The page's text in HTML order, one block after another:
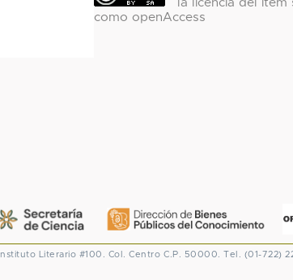
la licencia del ítem
como openAccess
Instituto Literario #100. Col. Centro C.P. 50000. Tel. (01-722)